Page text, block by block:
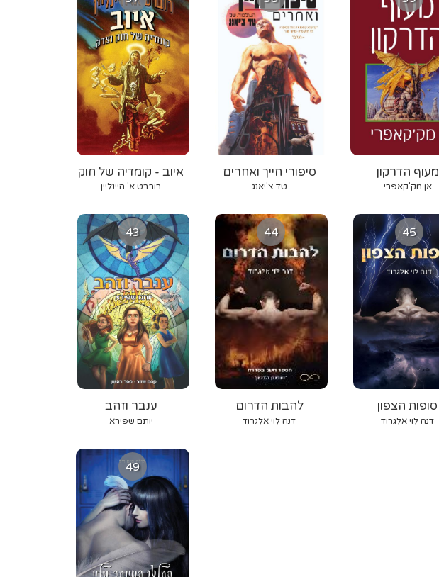
איוב - קומדיה של חוק
וצדק
רוברט א' היינליין
סיפורי חייך ואחרים
טד צ'יאנג
מעוף הדרקון
אן מק'קאפרי
43
ענבר וזהב
יותם שפירא
44
להבות הדרום
דנה לוי אלגרוד
45
סופות הצפון
דנה לוי אלגרוד
49